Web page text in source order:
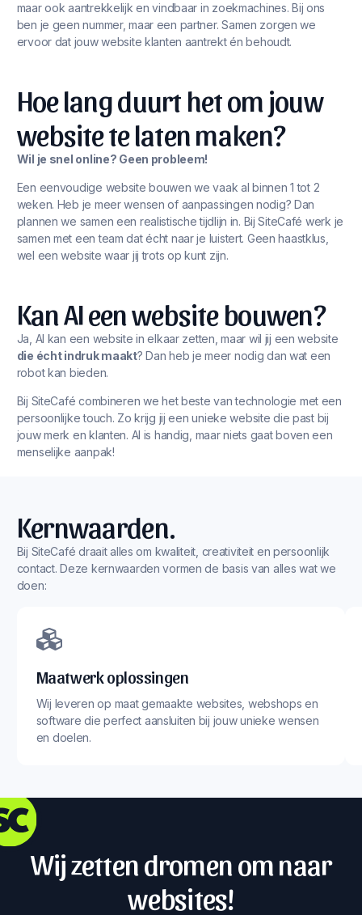
maar ook aantrekkelijk en vindbaar in zoekmachines. Bij ons
ben je geen nummer, maar een partner. Samen zorgen we
ervoor dat jouw website klanten aantrekt én behoudt.
Hoe lang duurt het om jouw
website te laten maken?
Wil je snel online? Geen probleem!
Een eenvoudige website bouwen we vaak al binnen 1 tot 2
weken. Heb je meer wensen of aanpassingen nodig? Dan
plannen we samen een realistische tijdlijn in. Bij SiteCafé werk je
samen met een team dat écht naar je luistert. Geen haastklus,
wel een website waar jij trots op kunt zijn.
Kan AI een website bouwen?
Ja, AI kan een website in elkaar zetten, maar wil jij een website
die écht indruk maakt? Dan heb je meer nodig dan wat een
robot kan bieden.
Bij SiteCafé combineren we het beste van technologie met een
persoonlijke touch. Zo krijg jij een unieke website die past bij
jouw merk en klanten. AI is handig, maar niets gaat boven een
menselijke aanpak!
Kernwaarden.
Bij SiteCafé draait alles om kwaliteit, creativiteit en persoonlijk
contact. Deze kernwaarden vormen de basis van alles wat we
doen:
Maatwerk oplossingen
Wij leveren op maat gemaakte websites, webshops en
software die perfect aansluiten bij jouw unieke wensen
en doelen.
Wij zetten dromen om naar
websites!